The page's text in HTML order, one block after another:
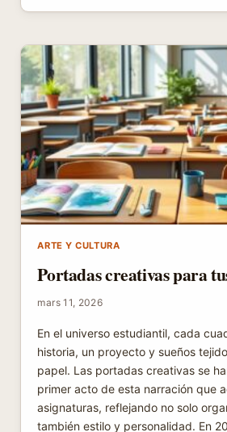
VISUALES:
VENTANA
AL
MUNDO
CREATIVO
ARTE Y CULTURA
Portadas creativas para
mars 11, 2026
En el universo estudiantil, cada
historia, un proyecto y sueños
papel. Las portadas creativas se
primer acto de esta narración que
asignaturas, reflejando no solo
también estilo y personalidad. En